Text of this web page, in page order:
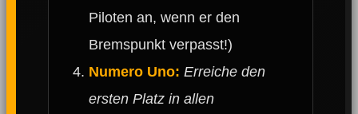
Piloten an, wenn er den
Bremspunkt verpasst!)
Numero Uno: Erreiche den
ersten Platz in allen